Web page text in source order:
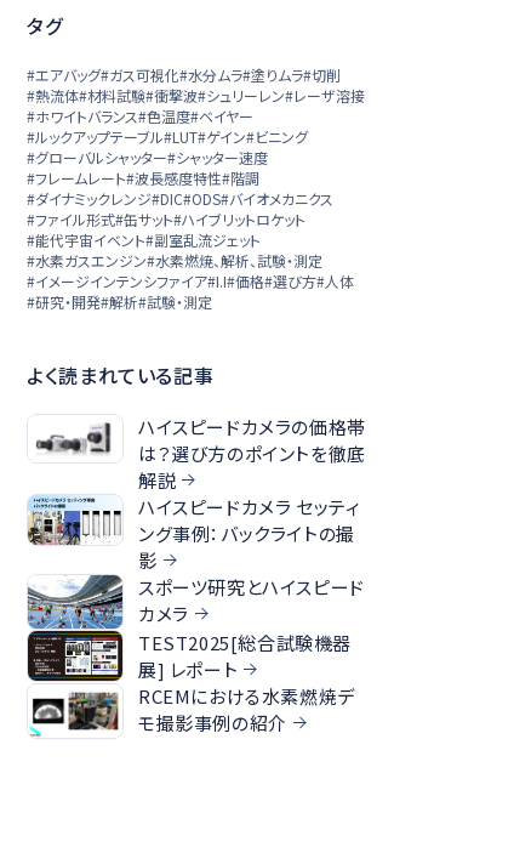
タグ
#エアバッグ#ガス可視化#水分ムラ#塗りムラ#切削
#熱流体#材料試験#衝撃波#シュリーレン#レーザ溶接
#ホワイトバランス#色温度#ベイヤー
#ルックアップテーブル#LUT#ゲイン#ビニング
#グローバルシャッター#シャッター速度
#フレームレート#波長感度特性#階調
#ダイナミックレンジ#DIC#ODS#バイオメカニクス
#ファイル形式#缶サット#ハイブリットロケット
#能代宇宙イベント#副室乱流ジェット
#水素ガスエンジン#水素燃焼、解析、試験・測定
#イメージインテンシファイア#I.I#価格#選び方#人体
#研究・開発#解析#試験・測定
よく読まれている記事
ハイスピードカメラの価格帯
は？選び方のポイントを徹底
解説
ハイスピードカメラ セッティ
ング事例：バックライトの撮
影
スポーツ研究とハイスピード
カメラ
TEST2025[総合試験機器
展] レポート
RCEMにおける水素燃焼デ
モ撮影事例の紹介